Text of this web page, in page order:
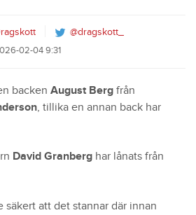
@dragskott_
02-04 9:31
backen August Berg från
, tillika en annan back har
David Granberg har lånats från
säkert att det stannar där innan